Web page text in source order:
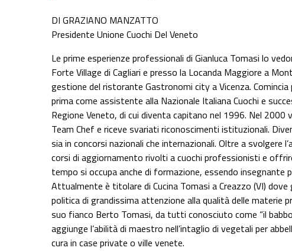
DI GRAZIANO MANZATTO
Presidente Unione Cuochi Del Veneto
Le prime esperienze professionali di Gianluca Tomasi lo
Forte Village di Cagliari e presso la Locanda Maggiore a
gestione del ristorante Gastronomi city a Vicenza.
prima come assistente alla Nazionale Italiana Cuochi e
Regione Veneto, di cui diventa capitano nel 1996. Nel
Team Chef e riceve svariati riconoscimenti istituzionali.
sia in concorsi nazionali che internazionali. Oltre a
corsi di aggiornamento rivolti a cuochi professionisti e
tempo si occupa anche di formazione, essendo insegnante
Attualmente è titolare di Cucina Tomasi a Creazzo (VI)
politica di grandissima attenzione alla qualità delle materie
suo fianco Berto Tomasi, da tutti conosciuto come “il
aggiunge l’abilità di maestro nell’intaglio di vegetali per
cura in case private o ville venete.